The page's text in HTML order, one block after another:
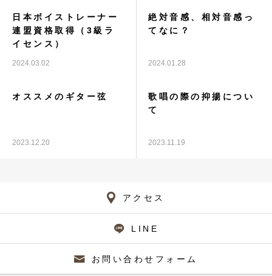
日本ボイストレーナー
連盟資格取得（3級ラ
イセンス）
2024.03.02
絶対音感、相対音感っ
てなに？
2024.01.28
オススメのギター弦
2023.12.20
歌唱の際の抑揚につい
て
2023.11.19
アクセス
LINE
お問い合わせフォーム